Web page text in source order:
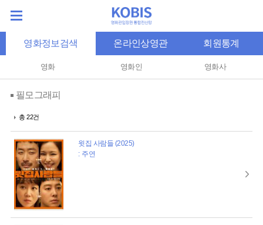
영화정보검색 온라인상영관 회원통계
영화 영화인 영화사
필모그래피
총 22건
윗집 사람들 (2025)
: 주연